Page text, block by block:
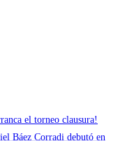
el torneo clausura!
Báez Corradi debutó en